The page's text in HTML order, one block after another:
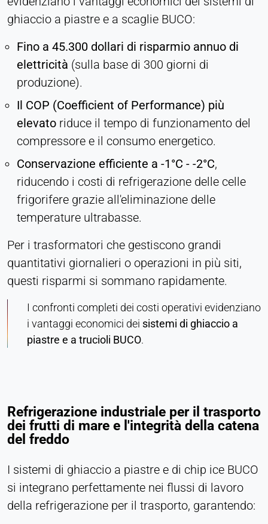
ghiaccio a piastre e a scaglie BUCO:
Fino a 45.300 dollari di risparmio annuo di
elettricità (sulla base di 300 giorni di
produzione).
Il COP (Coefficient of Performance) più
elevato riduce il tempo di funzionamento del
compressore e il consumo energetico.
Conservazione efficiente a -1°C - -2°C,
riducendo i costi di refrigerazione delle celle
frigorifere grazie all'eliminazione delle
temperature ultrabasse.
Per i trasformatori che gestiscono grandi
quantitativi giornalieri o operazioni in più siti,
questi risparmi si sommano rapidamente.
I confronti completi dei costi operativi evidenziano
i vantaggi economici dei sistemi di ghiaccio a
piastre e a trucioli BUCO.
Refrigerazione industriale per il trasporto
dei frutti di mare e l'integrità della catena
del freddo
I sistemi di ghiaccio a piastre e di chip ice BUCO
si integrano perfettamente nei flussi di lavoro
della refrigerazione per il trasporto, garantendo: